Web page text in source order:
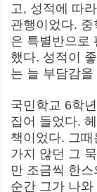
고, 성적에 따
관행이었다.
은 특별반으로
했다. 성적이
는 늘 부담감
국민학교 6학
집어 들었다.
책이었다. 그
가지 않던 그
만 조금씩 한
순간 그가 나